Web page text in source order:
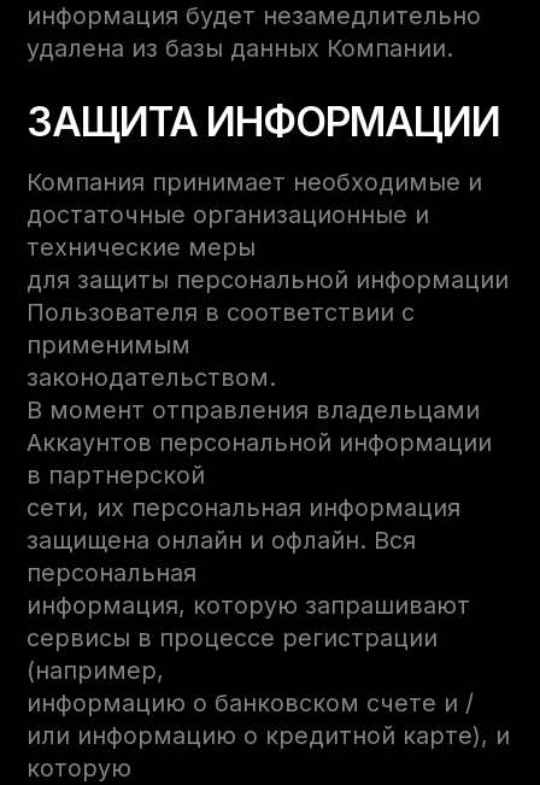
информация будет незамедлительно
удалена из базы данных Компании.
ЗАЩИТА ИНФОРМАЦИИ
Компания принимает необходимые и
достаточные организационные и
технические меры
для защиты персональной информации
Пользователя в соответствии с
применимым
законодательством.
В момент отправления владельцами
Аккаунтов персональной информации
в партнерской
сети, их персональная информация
защищена онлайн и офлайн. Вся
персональная
информация, которую запрашивают
сервисы в процессе регистрации
(например,
информацию о банковском счете и /
или информацию о кредитной карте), и
которую